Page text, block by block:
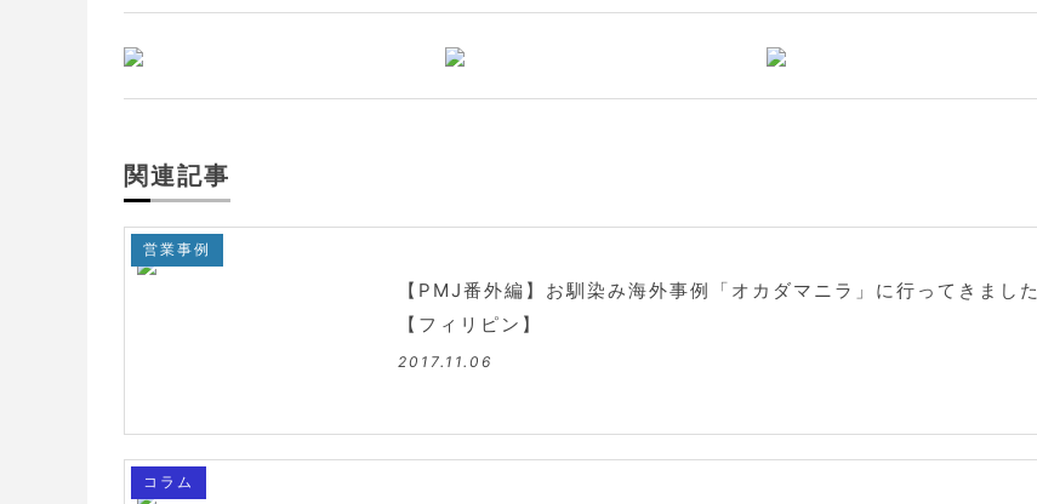
関連記事
営業事例
【PMJ番外編】お馴染み海外事例「オカダマニラ」に行ってきました
【フィリピン】
2017.11.06
コラム